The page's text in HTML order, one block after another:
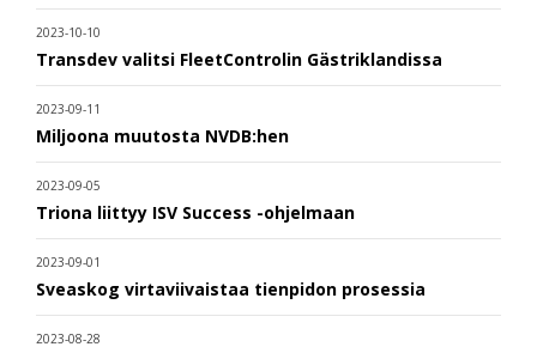
2023-10-10
Transdev valitsi FleetControlin Gästriklandissa
2023-09-11
Miljoona muutosta NVDB:hen
2023-09-05
Triona liittyy ISV Success -ohjelmaan
2023-09-01
Sveaskog virtaviivaistaa tienpidon prosessia
2023-08-28